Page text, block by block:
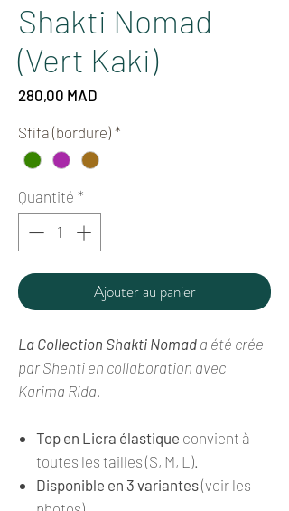
Shakti Nomad
(Vert Kaki)
280,00 MAD
Sfifa (bordure) *
Quantité *
Ajouter au panier
La Collection Shakti Nomad a été crée
par Shenti en collaboration avec
Karima Rida.
Top en Licra élastique convient à
toutes les tailles (S, M, L).
Disponible en 3 variantes(voir les